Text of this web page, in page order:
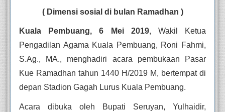
( Dimensi sosial di bulan Ramadhan )
Kuala Pembuang, 6 Mei 2019, Wakil Ketua
Pengadilan Agama Kuala Pembuang, Roni Fahmi,
S.Ag., MA., menghadiri acara pembukaan Pasar
Kue Ramadhan tahun 1440 H/2019 M, bertempat di
depan Stadion Gagah Lurus Kuala Pembuang.
Acara dibuka oleh Bupati Seruyan, Yulhaidir,